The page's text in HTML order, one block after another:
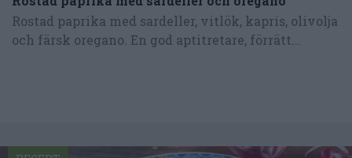
Rostad paprika med sardeller, vitlök, kapris, olivolja
och färsk oregano. En god aptitretare, förrätt...